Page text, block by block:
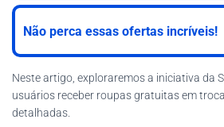
Não perca essas ofertas incríveis!
Neste artigo, exploraremos a iniciativa da
usuários receber roupas gratuitas em
detalhadas.